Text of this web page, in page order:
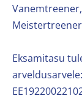
Eksamitasu
arveldusarvele: